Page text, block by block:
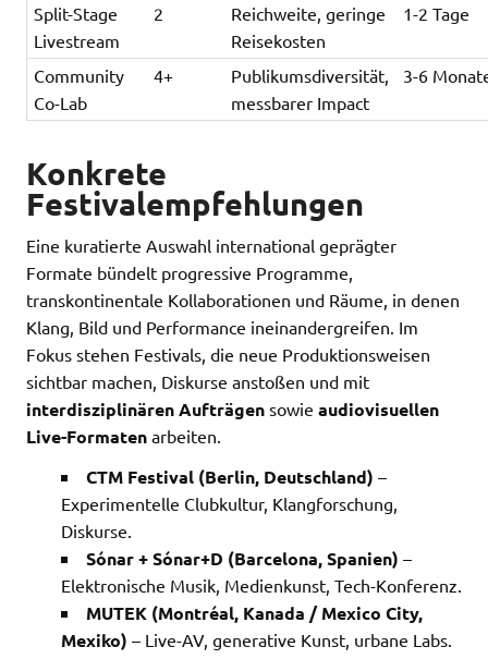
Split-Stage
Livestream
2
Reichweite, geringe
Reisekosten
1-2 Tage
Community
Co-Lab
4+
Publikumsdiversität,
messbarer Impact
3-6
Konkrete
Festivalempfehlungen
Eine kuratierte Auswahl international geprägter
Formate bündelt progressive Programme,
transkontinentale Kollaborationen und Räume, in denen
Klang, Bild und Performance ineinandergreifen. Im
Fokus stehen Festivals, die neue Produktionsweisen
sichtbar machen, Diskurse anstoßen und mit
interdisziplinären Aufträgen sowie audiovisuellen
Live-Formaten arbeiten.
CTM Festival (Berlin, Deutschland) –
Experimentelle Clubkultur, Klangforschung,
Diskurse.
Sónar + Sónar+D (Barcelona, Spanien) –
Elektronische Musik, Medienkunst, Tech-Konferenz.
MUTEK (Montréal, Kanada / Mexico City,
Mexiko) – Live-AV, generative Kunst, urbane Labs.